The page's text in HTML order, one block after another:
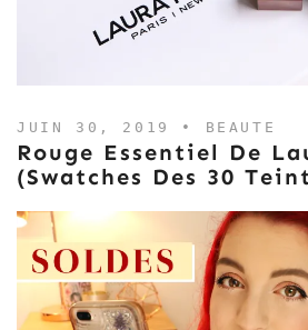
JUIN 30, 2019 • BEAUTE
Rouge Essentiel De
(swatches Des 30